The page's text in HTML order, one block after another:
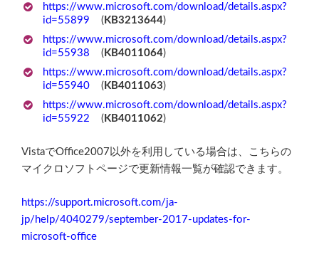
https://www.microsoft.com/download/details.aspx?
id=55899 ( KB3213644)
https://www.microsoft.com/download/details.aspx?
id=55938 ( KB4011064)
https://www.microsoft.com/download/details.aspx?
id=55940 ( KB4011063)
https://www.microsoft.com/download/details.aspx?
id=55922 ( KB4011062)
VistaでOffice2007以外を利用している場合は、こちらの
マイクロソフトページで更新情報一覧が確認できます。
https://support.microsoft.com/ja-
jp/help/4040279/september-2017-updates-for-
microsoft-office